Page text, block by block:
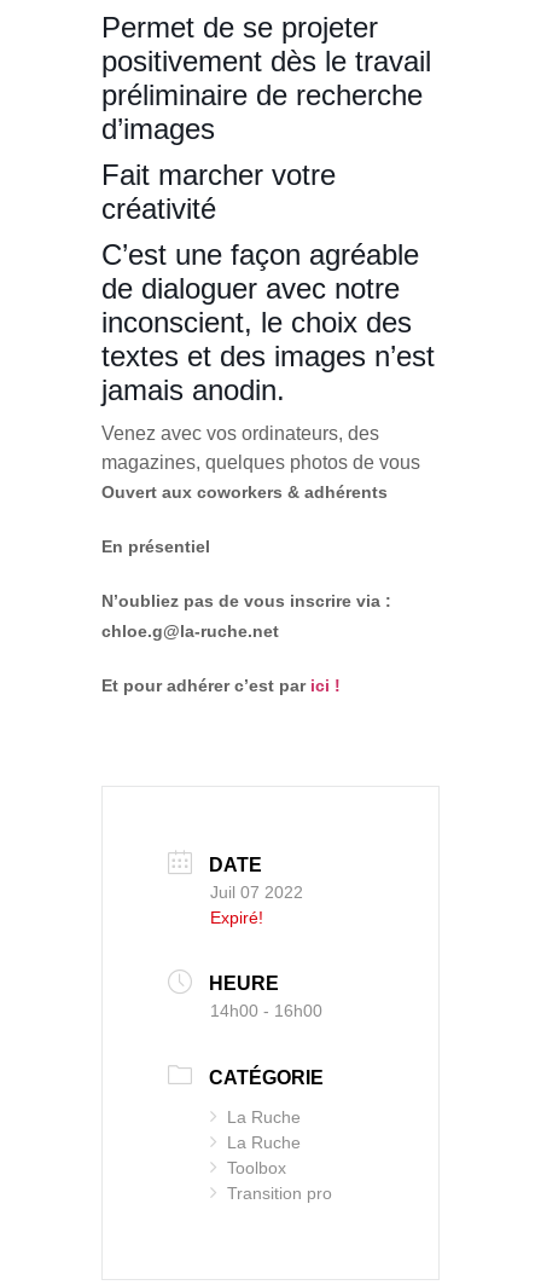
Permet de se projeter
positivement dès le travail
préliminaire de recherche
d’images
Fait marcher votre
créativité
C’est une façon agréable
de dialoguer avec notre
inconscient, le choix des
textes et des images n’est
jamais anodin.
Venez avec vos ordinateurs, des
magazines, quelques photos de vous
Ouvert aux coworkers & adhérents
En présentiel
N’oubliez pas de vous inscrire via :
chloe.g@la-ruche.net
Et pour adhérer c’est par ici !
DATE
Juil 07 2022
Expiré!
HEURE
14h00 - 16h00
CATÉGORIE
La Ruche
La Ruche
Toolbox
Transition pro